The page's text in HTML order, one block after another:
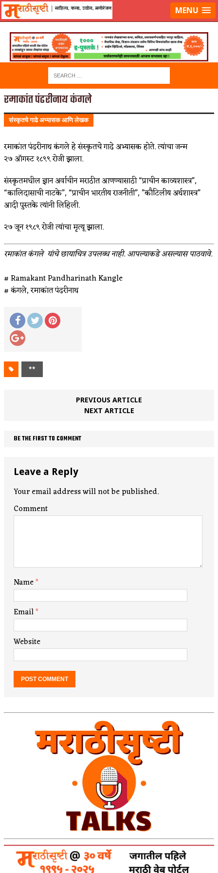
लॉग-इन करा|लेखक नोंदणी करा MENU
रमाकांत पंढरीनाथ कंगले
संस्कृतचे गाढे अभ्यासक आणि लेखक
रमाकांत पंढरीनाथ कंगले हे संस्कृतचे गाढे अभ्यासक होते. त्यांचा जन्म
२७ ऑगस्ट १८९९ रोजी झाला.
संस्कृतमधील ज्ञान अर्वाचीन मराठीत आणण्यासाठी “प्राचीन काव्यशास्त्र”,
“कालिदासाची नाटके”, “प्राचीन भारतीय राजनीती”, ”कौटिलीय अर्थशास्त्र”
आदी पुस्तके त्यांनी लिहिली.
२७ जून १९८९ रोजी त्यांचा मृत्यू झाला.
रमाकांत कंगले यांचे छायाचित्र उपलब्ध नाही. आपल्याकडे असल्यास पाठवावे.
# Ramakant Pandharinath Kangle
# कंगले, रमाकांत पंढरीनाथ
**
PREVIOUS ARTICLE
NEXT ARTICLE
BE THE FIRST TO COMMENT
Leave a Reply
Your email address will not be published.
Comment
Name*
Email*
Website